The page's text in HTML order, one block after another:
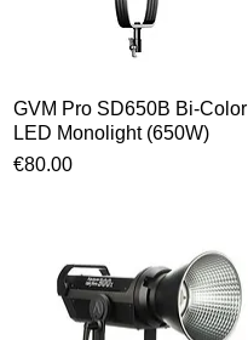
Snel overzicht
GVM Pro SD650B Bi-Color
LED Monolight (650W)
Prijs
€80.00